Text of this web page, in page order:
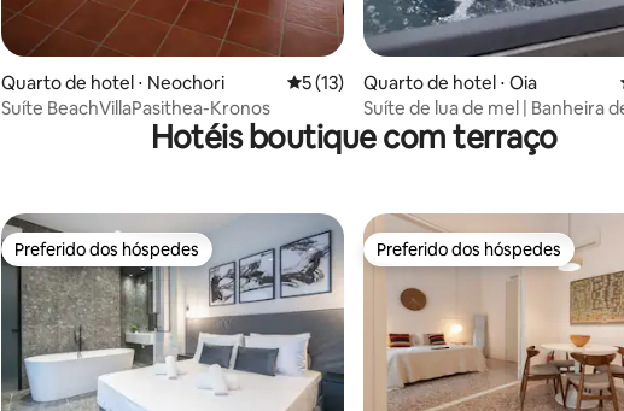
Quarto de hotel ⋅ Neochori 5 de uma avaliação média de 5, 13
5 (13)
Suíte BeachVillaPasithea-Kronos
Quarto de hotel ⋅ Oia
Suíte de lua de mel | Banheira
hidromassagem externa | Vista
caldeira
Hotéis boutique com terraço
Preferido dos hóspedes
Preferido dos hóspedes Preferido dos hóspedes
Preferido dos hóspedes